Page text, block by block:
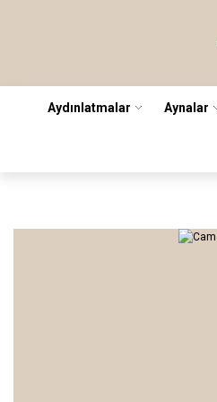
Aydınlatmalar Aynalar